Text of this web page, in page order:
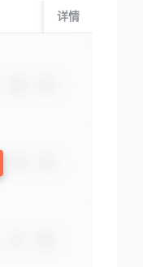
起运国/地区
详情